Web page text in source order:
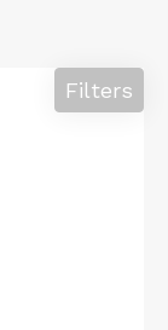
Filters